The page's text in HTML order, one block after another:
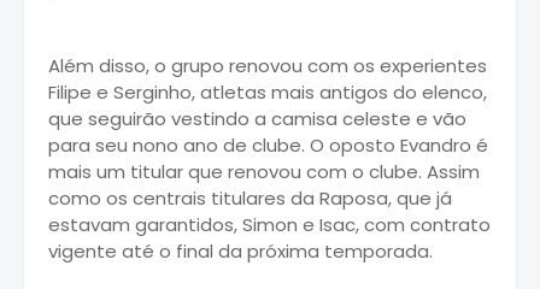
Além disso, o grupo renovou com os experientes
Filipe e Serginho, atletas mais antigos do elenco,
que seguirão vestindo a camisa celeste e vão
para seu nono ano de clube. O oposto Evandro é
mais um titular que renovou com o clube. Assim
como os centrais titulares da Raposa, que já
estavam garantidos, Simon e Isac, com contrato
vigente até o final da próxima temporada.